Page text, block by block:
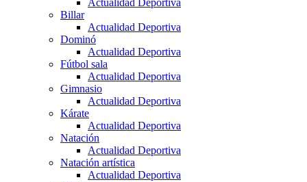
Actualidad Deportiva
Billar
Actualidad Deportiva
Dominó
Actualidad Deportiva
Fútbol sala
Actualidad Deportiva
Gimnasio
Actualidad Deportiva
Kárate
Actualidad Deportiva
Natación
Actualidad Deportiva
Natación artística
Actualidad Deportiva